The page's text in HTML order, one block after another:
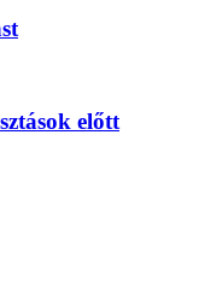
előtt